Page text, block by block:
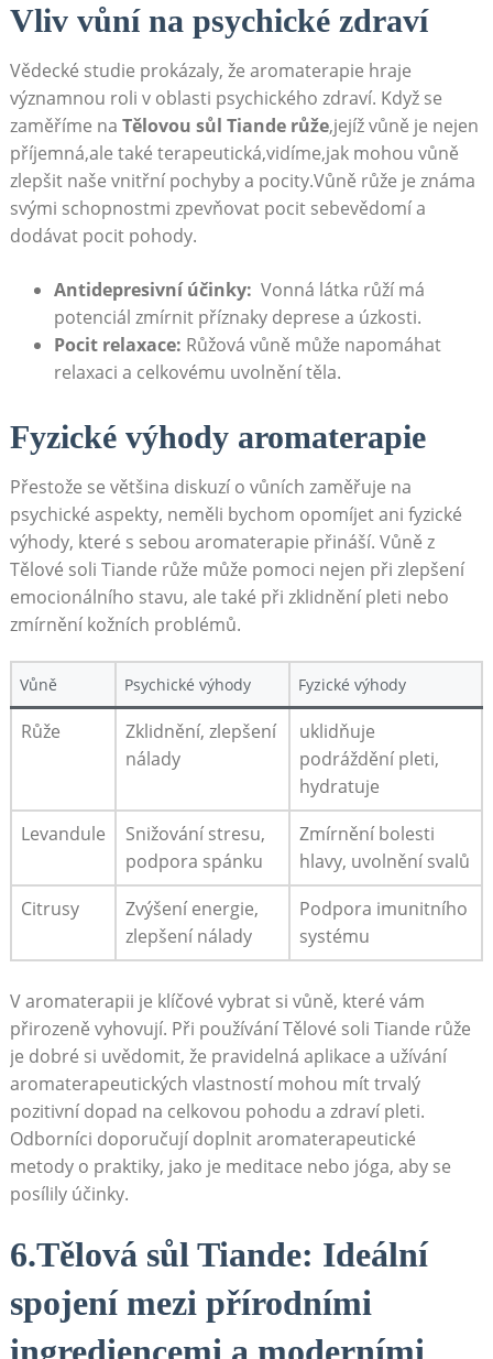
Vliv vůní na psychické zdraví
Vědecké studie prokázaly, že​ aromaterapie‌ hraje
významnou roli v oblasti psychického ⁤zdraví. Když se
zaměříme na Tělovou sůl Tiande růže,jejíž vůně je nejen⁢
příjemná,ale také terapeutická,vidíme,jak mohou vůně
⁤zlepšit naše vnitřní pochyby a pocity.Vůně ⁤růže je​ známa
svými ​schopnostmi zpevňovat pocit sebevědomí a
dodávat ⁤pocit pohody.​
Antidepresivní​ účinky: ‍ Vonná látka růží⁤ má
potenciál zmírnit⁤ příznaky deprese a úzkosti.
Pocit relaxace:‌ Růžová vůně může napomáhat
relaxaci a celkovému⁣ uvolnění těla.
Fyzické výhody aromaterapie
Přestože⁢ se⁢ většina ⁤diskuzí o vůních zaměřuje na
psychické⁤ aspekty, neměli bychom opomíjet ani​ fyzické‍
výhody, ‌které s ⁤sebou aromaterapie přináší. Vůně z
⁤Tělové ‍soli ⁢Tiande ​růže může pomoci ⁢nejen při zlepšení
emocionálního stavu, ale⁤ také ​při‍ zklidnění ⁤pleti nebo
zmírnění kožních⁣ problémů.
Vůně Psychické ⁤výhody Fyzické výhody
Růže
Zklidnění, ⁤zlepšení‌
nálady
uklidňuje
podráždění pleti,
hydratuje
Levandule
Snižování ‍stresu,
podpora spánku
Zmírnění​ bolesti
hlavy, uvolnění svalů
Citrusy
Zvýšení energie,
zlepšení nálady
Podpora⁤ imunitního
systému
V‌ aromaterapii je klíčové vybrat si⁣ vůně, které vám
přirozeně ⁢vyhovují. Při používání Tělové soli Tiande​ růže
je⁣ dobré ⁤si ⁤uvědomit, že pravidelná aplikace a užívání
aromaterapeutických vlastností ​mohou mít trvalý
pozitivní⁣ dopad na celkovou pohodu a zdraví pleti.​
Odborníci⁢ doporučují doplnit aromaterapeutické
metody⁣ o praktiky,⁢ jako je meditace nebo jóga, aby‌ se
posílily účinky.
6.Tělová ​sůl Tiande: Ideální
⁣spojení mezi přírodními